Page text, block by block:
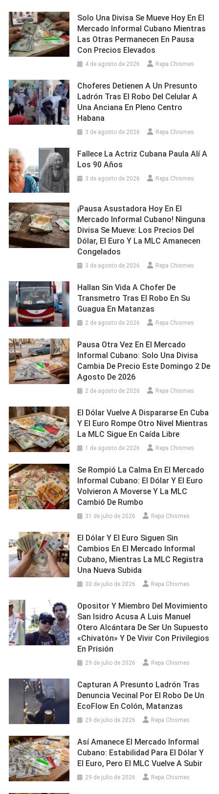
Solo Una Divisa Se Mueve Hoy En El
Mercado Informal Cubano Mientras
Las Otras Permanecen En Pausa
Con Precios Elevados
4 de agosto de 2026 Repa Chismes
Choferes Detienen A Un Presunto
Ladrón Tras El Robo Del Celular A
Una Anciana En Pleno Centro
Habana
3 de agosto de 2026 Repa Chismes
Fallece La Actriz Cubana Paula Alí A
Los 90 Años
3 de agosto de 2026 Repa Chismes
¡Pausa Asustadora Hoy En El
Mercado Informal Cubano! Ninguna
Divisa Se Mueve: Los Precios Del
Dólar, El Euro Y La MLC Amanecen
Congelados
3 de agosto de 2026 Repa Chismes
Hallan Sin Vida A Chofer De
Transmetro Tras El Robo En Su
Guagua En Matanzas
2 de agosto de 2026 Repa Chismes
Pausa Otra Vez En El Mercado
Informal Cubano: Solo Una Divisa
Cambia De Precio Este Domingo 2 De
Agosto De 2026
2 de agosto de 2026 Repa Chismes
El Dólar Vuelve A Dispararse En Cuba
Y El Euro Rompe Otro Nivel Mientras
La MLC Sigue En Caída Libre
1 de agosto de 2026 Repa Chismes
Se Rompió La Calma En El Mercado
Informal Cubano: El Dólar Y El Euro
Volvieron A Moverse Y La MLC
Cambió De Rumbo
31 de julio de 2026 Repa Chismes
El Dólar Y El Euro Siguen Sin
Cambios En El Mercado Informal
Cubano, Mientras La MLC Registra
Una Nueva Subida
30 de julio de 2026 Repa Chismes
Opositor Y Miembro Del Movimiento
San Isidro Acusa A Luis Manuel
Otero Alcántara De Ser Un Supuesto
«chivatón» Y De Vivir Con Privilegios
En Prisión
29 de julio de 2026 Repa Chismes
Capturan A Presunto Ladrón Tras
Denuncia Vecinal Por El Robo De Un
EcoFlow En Colón, Matanzas
29 de julio de 2026 Repa Chismes
Así Amanece El Mercado Informal
Cubano: Estabilidad Para El Dólar Y
El Euro, Pero El MLC Vuelve A Subir
29 de julio de 2026 Repa Chismes